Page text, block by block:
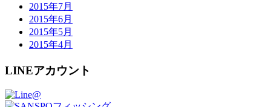
2015年7月
2015年6月
2015年5月
2015年4月
LINEアカウント